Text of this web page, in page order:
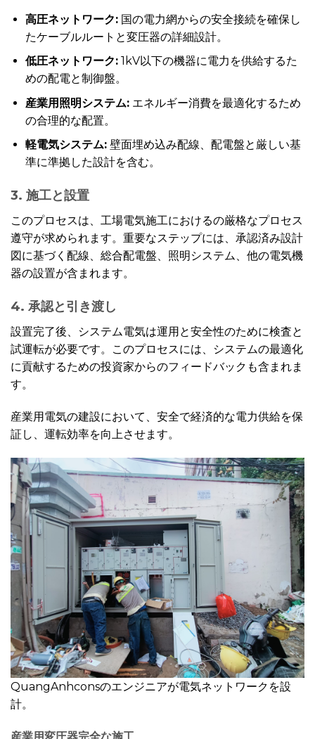
高圧ネットワーク:国の電力網からの安全接続を確保し
たケーブルルートと変圧器の詳細設計。
低圧ネットワーク:1kV以下の機器に電力を供給するた
めの配電と制御盤。
産業用照明システム:エネルギー消費を最適化するため
の合理的な配置。
軽電気システム:壁面埋め込み配線、配電盤と厳しい基
準に準拠した設計を含む。
3. 施工と設置
このプロセスは、工場電気施工におけるの厳格なプロセス
遵守が求められます。重要なステップには、承認済み設計
図に基づく配線、総合配電盤、照明システム、他の電気機
器の設置が含まれます。
4. 承認と引き渡し
設置完了後、システム電気は運用と安全性のために検査と
試運転が必要です。このプロセスには、システムの最適化
に貢献するための投資家からのフィードバックも含まれま
す。
産業用電気の建設において、安全で経済的な電力供給を保
証し、運転効率を向上させます。
QuangAnhconsのエンジニアが電気ネットワークを設
計。